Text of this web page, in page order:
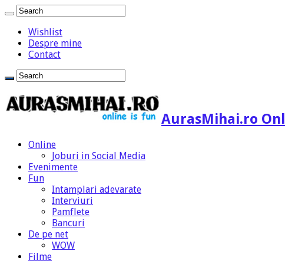
Wishlist
Despre mine
Contact
AurasMihai.ro
Online
Joburi in Social Media
Evenimente
Fun
Intamplari adevarate
Interviuri
Pamflete
Bancuri
De pe net
WOW
Filme